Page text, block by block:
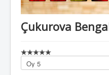
Çukurova
Lütfen
oylayın